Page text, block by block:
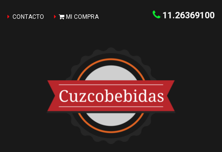
CONTACTO MI COMPRA 11.26369100